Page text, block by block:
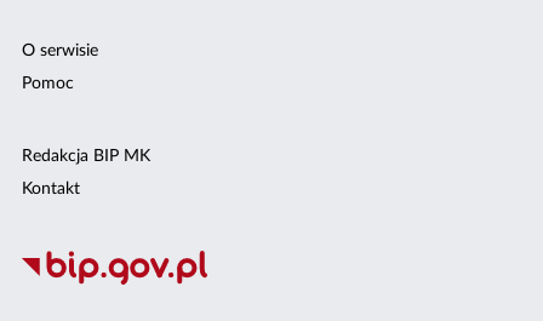
O serwisie
Pomoc
Redakcja BIP MK
Kontakt